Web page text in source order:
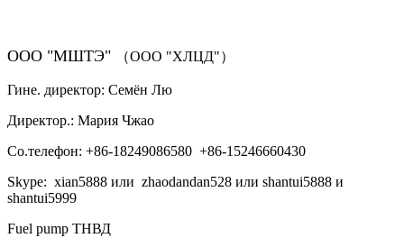
ООО "МШТЭ" （ООО "ХЛЦД"）
Гине. директор: Семён Лю
Директор.: Мария Чжао
Со.телефон: +86-18249086580 +86-15246660430
Skype: xian5888 или zhaodandan528 или shantui5888 и
shantui5999
Fuel pump ТНВД